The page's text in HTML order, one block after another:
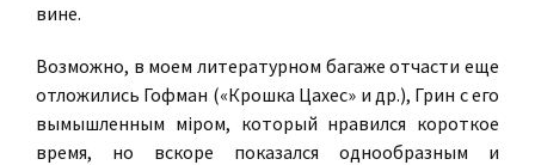
вине.
Возможно, в моем литературном багаже отчасти еще
отложились Гофман («Крошка Цахес» и др.), Грин с его
вымышленным мiром, который нравился короткое
время, но вскоре показался однообразным и